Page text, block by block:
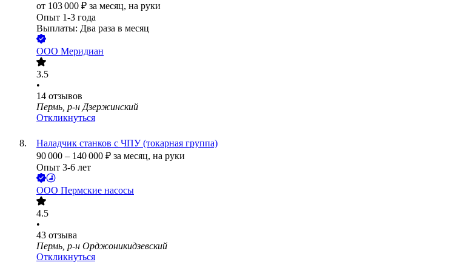
от 103 000 ₽ за месяц, на руки
Опыт 1-3 года
Выплаты: Два раза в месяц
ООО Меридиан
3.5
•
14 отзывов
Пермь, р-н Дзержинский
Откликнуться
Наладчик станков с ЧПУ (токарная группа)
90 000 – 140 000 ₽ за месяц, на руки
Опыт 3-6 лет
ООО Пермские насосы
4.5
•
43 отзыва
Пермь, р-н Орджоникидзевский
Откликнуться